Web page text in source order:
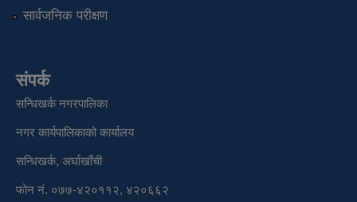
सार्वजनिक परीक्षण
संपर्क
सन्धिखर्क नगरपालिका
नगर कार्यपालिकाको कार्यालय
सन्धिखर्क, अर्घाखाँची
फोन नं. ०७७-४२०११२, ४२०६६२